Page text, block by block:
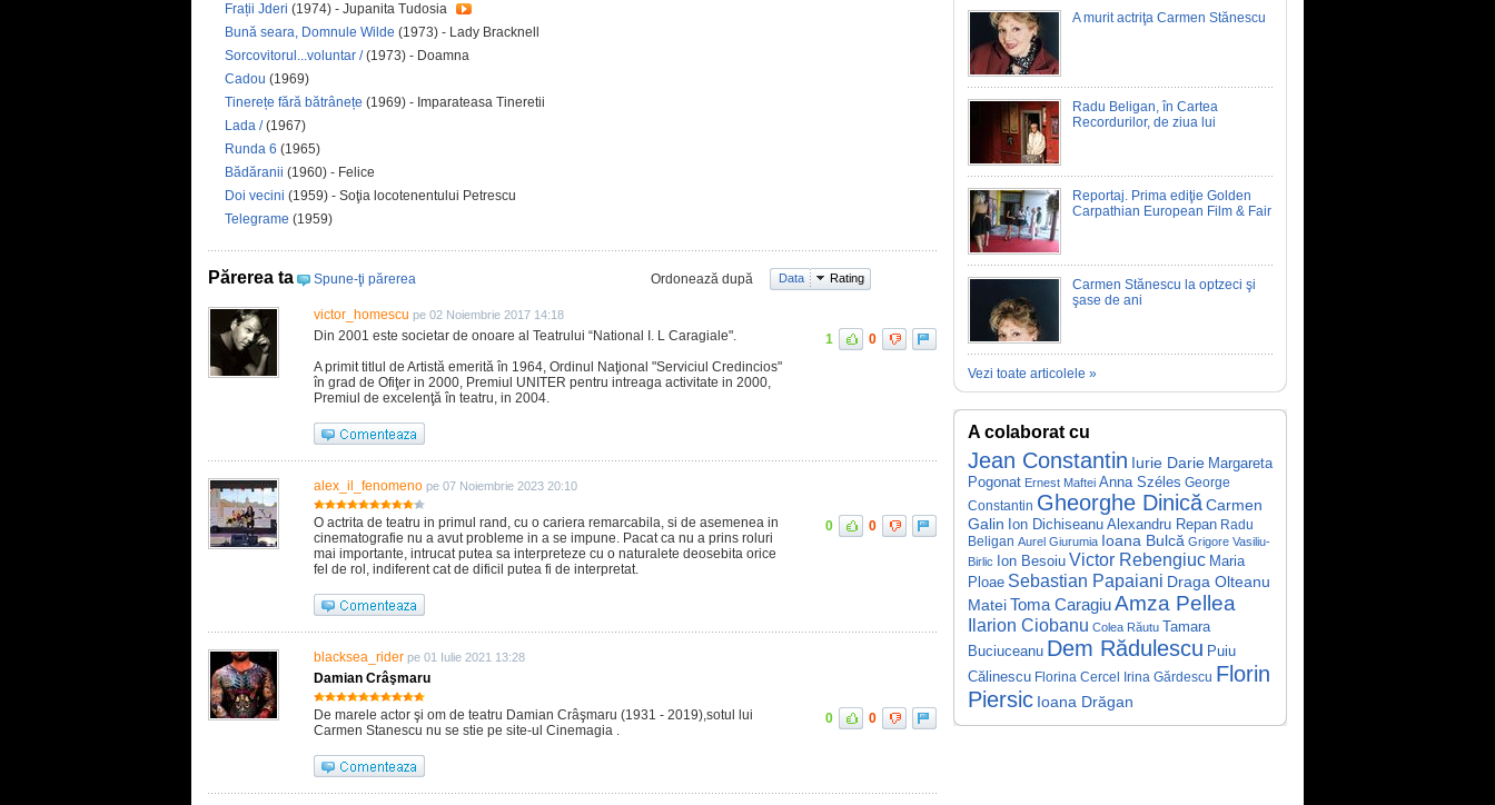
Frații Jderi (1974) - Jupanita Tudosia
Bună seara, Domnule Wilde (1973) - Lady Bracknell
Sorcovitorul...voluntar /(1973) - Doamna
Cadou (1969)
Tinerețe fără bătrânețe (1969) - Imparateasa Tineretii
Lada /(1967)
Runda 6 (1965)
Bădăranii (1960) - Felice
Doi vecini (1959) - Soţia locotenentului Petrescu
Telegrame (1959)
Părerea ta Spune-ţi părerea Ordonează după Data Rating
victor_homescu pe 02 Noiembrie 2017 14:18
Din 2001 este societar de onoare al Teatrului “National I. L Caragiale".
A primit titlul de Artistă emerită în 1964, Ordinul Naţional "Serviciul Credincios"
în grad de Ofiţer in 2000, Premiul UNITER pentru intreaga activitate in 2000,
Premiul de excelenţă în teatru, in 2004.
1 0
alex_il_fenomeno pe 07 Noiembrie 2023 20:10
O actrita de teatru in primul rand, cu o cariera remarcabila, si de asemenea in
cinematografie nu a avut probleme in a se impune. Pacat ca nu a prins roluri
mai importante, intrucat putea sa interpreteze cu o naturalete deosebita orice
fel de rol, indiferent cat de dificil putea fi de interpretat.
0 0
blacksea_rider pe 01 Iulie 2021 13:28
Damian Crâşmaru
De marele actor şi om de teatru Damian Crâşmaru (1931 - 2019),sotul lui
Carmen Stanescu nu se stie pe site-ul Cinemagia .
0 0
A murit actriţa Carmen Stănescu
Radu Beligan, în Cartea
Recordurilor, de ziua lui
Reportaj. Prima ediţie Golden
Carpathian European Film & Fair
Carmen Stănescu la optzeci şi
şase de ani
Vezi toate articolele »
A colaborat cu
Jean Constantin Iurie Darie Margareta
Pogonat Ernest Maftei Anna Széles George
Constantin Gheorghe Dinică Carmen
Galin Ion Dichiseanu Alexandru Repan Radu
Beligan Aurel Giurumia Ioana Bulcă Grigore Vasiliu-
Birlic
Ion Besoiu Victor Rebengiuc Maria
Ploae Sebastian Papaiani Draga Olteanu
Matei Toma CaragiuAmza Pellea
Ilarion Ciobanu Colea Răutu Tamara
Buciuceanu Dem Rădulescu Puiu
Călinescu Florina Cercel Irina Gărdescu Florin
Piersic Ioana Drăgan